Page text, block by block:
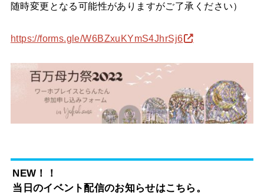
随時変更となる可能性がありますがご了承ください）
https://forms.gle/W6BZxuKYmS4JhrSj6
NEW！！
当日のイベント配信のお知らせはこちら。